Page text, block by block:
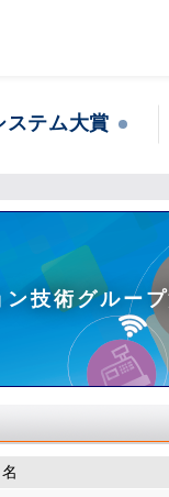
ステム大賞
技術グルー